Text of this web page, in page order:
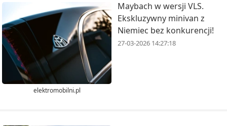
elektromobilni.pl
Maybach w wersji VLS.
Ekskluzywny minivan z
Niemiec bez konkurencji!
27-03-2026 14:27:18